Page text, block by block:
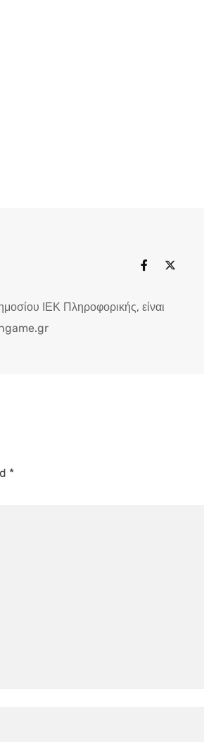
ΙΕΚ Πληροφορικής, είναι
*